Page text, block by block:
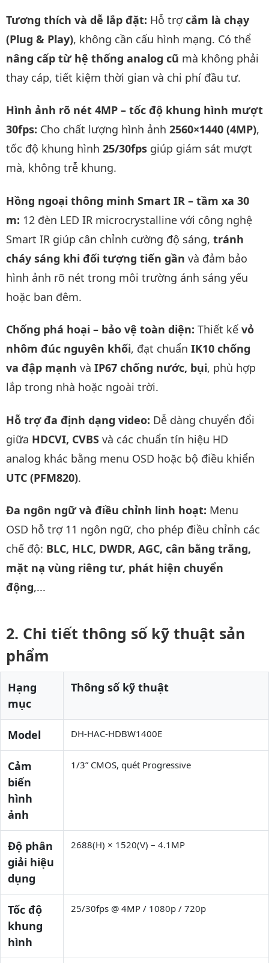
Tương thích và dễ lắp đặt: Hỗ trợcắm là chạy
(Plug & Play), không cần cấu hình mạng. Có thể
nâng cấp từ hệ thống analog cũ mà không phải
thay cáp, tiết kiệm thời gian và chi phí đầu tư.
Hình ảnh rõ nét 4MP – tốc độ khung hình mượt
30fps: Cho chất lượng hình ảnh 2560×1440 (4MP),
tốc độ khung hình 25/30fps giúp giám sát mượt
mà, không trễ khung.
Hồng ngoại thông minh Smart IR – tầm xa 30
m: 12 đèn LED IR microcrystalline với công nghệ
Smart IR giúp cân chỉnh cường độ sáng, tránh
cháy sáng khi đối tượng tiến gần và đảm bảo
hình ảnh rõ nét trong môi trường ánh sáng yếu
hoặc ban đêm.
Chống phá hoại – bảo vệ toàn diện: Thiết kế vỏ
nhôm đúc nguyên khối, đạt chuẩn IK10 chống
va đập mạnh và IP67 chống nước, bụi, phù hợp
lắp trong nhà hoặc ngoài trời.
Hỗ trợ đa định dạng video: Dễ dàng chuyển đổi
giữa HDCVI, CVBS và các chuẩn tín hiệu HD
analog khác bằng menu OSD hoặc bộ điều khiển
UTC (PFM820).
Đa ngôn ngữ và điều chỉnh linh hoạt: Menu
OSD hỗ trợ 11 ngôn ngữ, cho phép điều chỉnh các
chế độ: BLC, HLC, DWDR, AGC, cân bằng trắng,
mặt nạ vùng riêng tư, phát hiện chuyển
động,...
Chi tiết thông số kỹ thuật sản
phẩm
Hạng
mục
Thông số kỹ thuật
Model DH-HAC-HDBW1400E
Cảm
biến
hình
ảnh
1/3” CMOS, quét Progressive
Độ phân
giải hiệu
dụng
2688(H) × 1520(V) – 4.1MP
Tốc độ
khung
hình
25/30fps @ 4MP / 1080p / 720p